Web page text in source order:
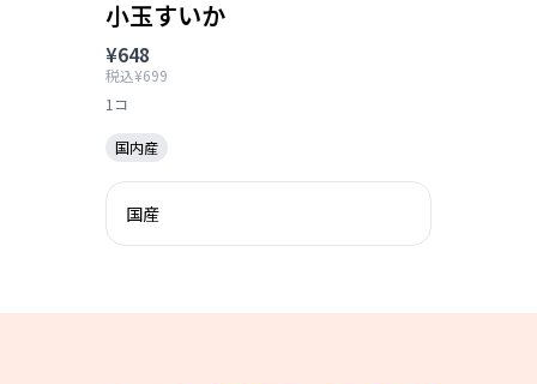
小玉すいか
¥648
税込¥699
1コ
国内産
国産